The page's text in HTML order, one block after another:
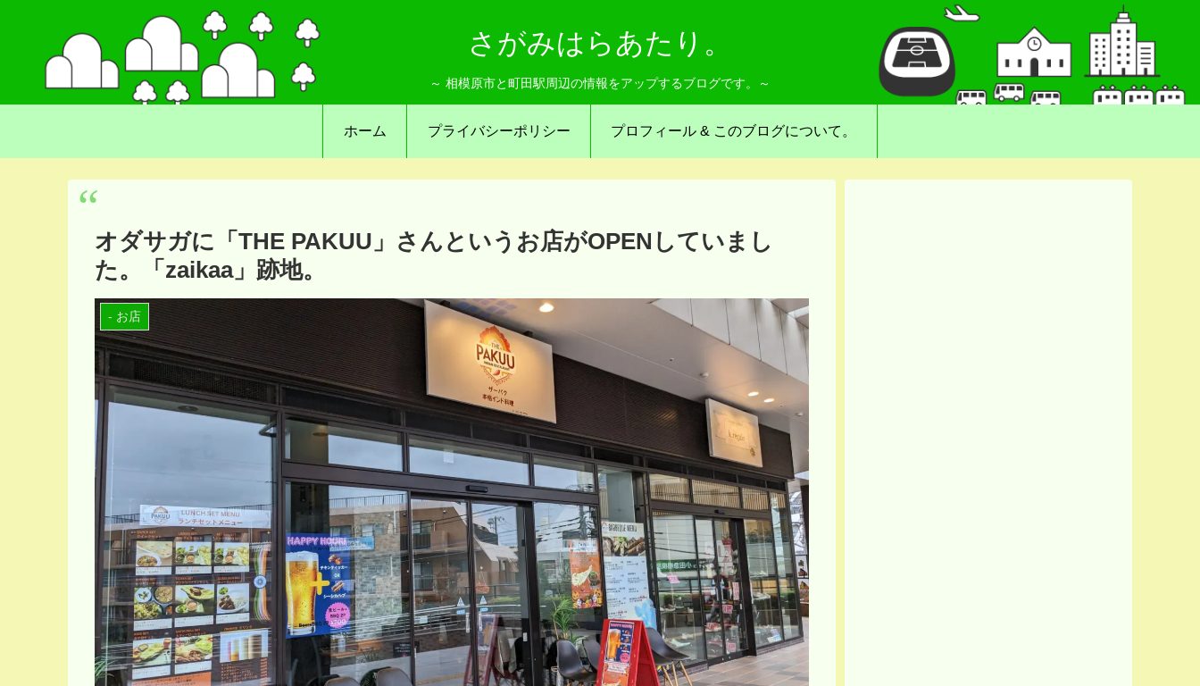
さがみはらあたり。
～ 相模原市と町田駅周辺の情報をアップするブログです。～
ホーム プライバシーポリシー プロフィール & このブログについて。
オダサガに「THE PAKUU」さんというお店がOPENしていまし
た。「zaikaa」跡地。
- お店